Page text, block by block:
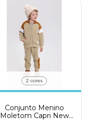
2 cores
Conjunto Menino
Moletom Capri New